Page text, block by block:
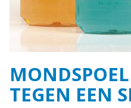
TEGEN EEN